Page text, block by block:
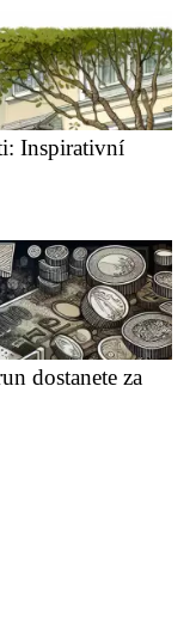
Inspirativní
dostanete za